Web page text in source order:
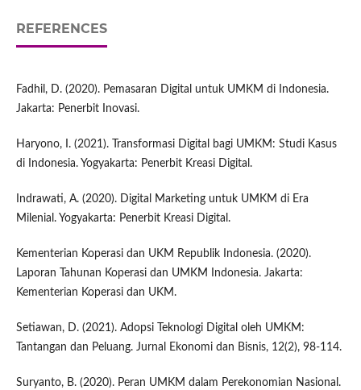
REFERENCES
Fadhil, D. (2020). Pemasaran Digital untuk UMKM di Indonesia.
Jakarta: Penerbit Inovasi.
Haryono, I. (2021). Transformasi Digital bagi UMKM: Studi Kasus
di Indonesia. Yogyakarta: Penerbit Kreasi Digital.
Indrawati, A. (2020). Digital Marketing untuk UMKM di Era
Milenial. Yogyakarta: Penerbit Kreasi Digital.
Kementerian Koperasi dan UKM Republik Indonesia. (2020).
Laporan Tahunan Koperasi dan UMKM Indonesia. Jakarta:
Kementerian Koperasi dan UKM.
Setiawan, D. (2021). Adopsi Teknologi Digital oleh UMKM:
Tantangan dan Peluang. Jurnal Ekonomi dan Bisnis, 12(2), 98-114.
Suryanto, B. (2020). Peran UMKM dalam Perekonomian Nasional.